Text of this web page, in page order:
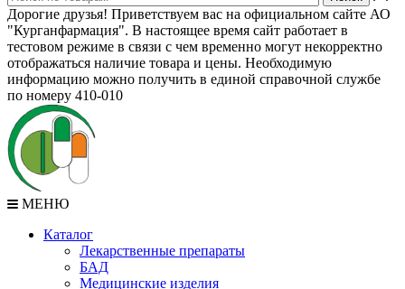
Дорогие друзья! Приветствуем вас на официальном сайте АО
"Курганфармация". В настоящее время сайт работает в
тестовом режиме в связи с чем временно могут некорректно
отображаться наличие товара и цены. Необходимую
информацию можно получить в единой справочной службе
по номеру 410-010
МЕНЮ
Каталог
Лекарственные препараты
БАД
Медицинские изделия